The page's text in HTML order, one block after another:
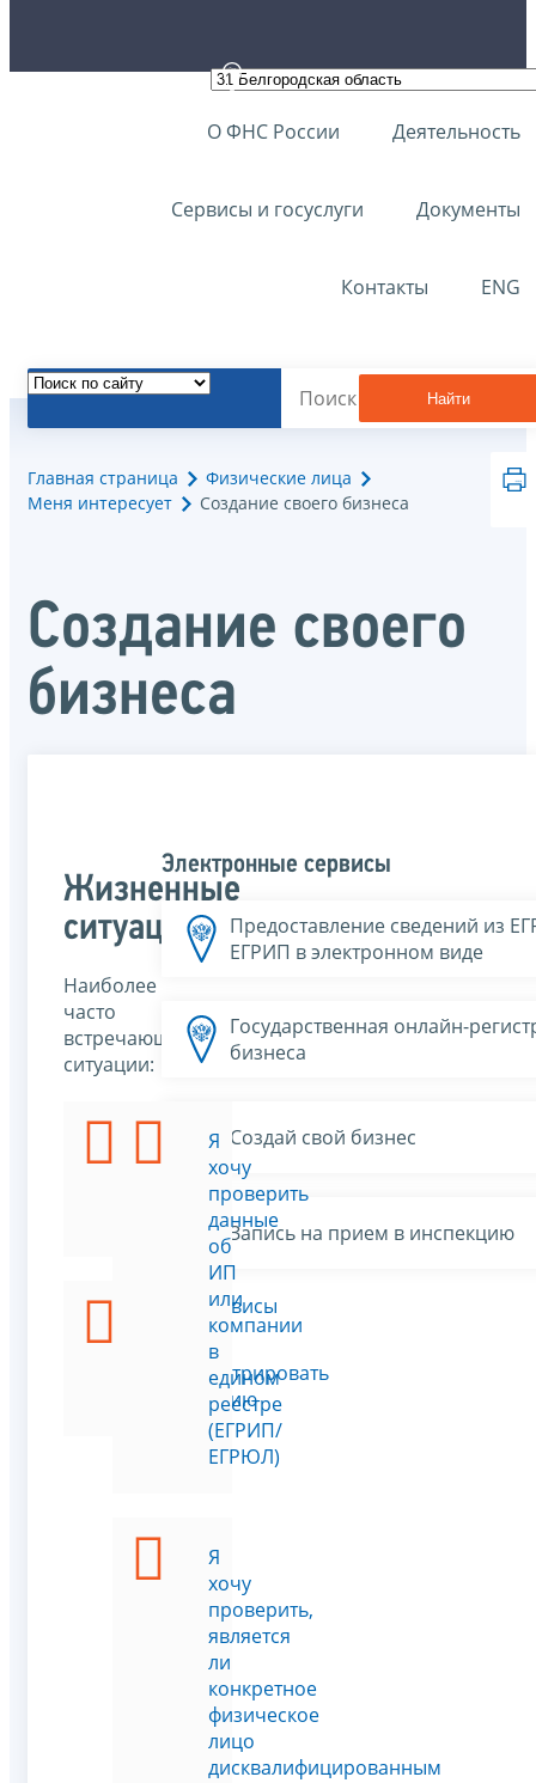
О ФНС России Деятельность
Сервисы и госуслуги Документы
Контакты ENG
Найти
Главная страница
Физические лица
Меня интересует
Создание своего бизнеса
Создание своего
бизнеса
Жизненные
ситуации
Наиболее
часто
встречающиеся
ситуации:
хочу
зарегистрировать
компанию
Я
хочу
проверить
данные
об
ИП
или
компании
в
едином
реестре
(ЕГРИП/
ЕГРЮЛ)
Я
хочу
проверить,
является
ли
конкретное
физическое
лицо
дисквалифицированным
Электронные сервисы
Предоставление сведений из
ЕГРИП в электронном виде
Государственная онлайн-
бизнеса
Создай свой бизнес
Запись на прием в инспекцию
Все сервисы